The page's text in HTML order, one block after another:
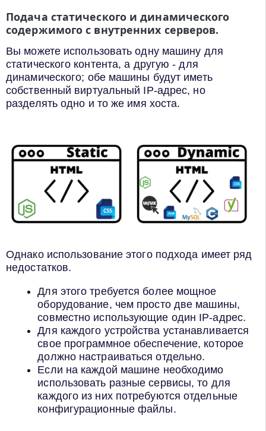
Подача статического и динамического
содержимого с внутренних серверов.
Вы можете использовать одну машину для
статического контента, а другую - для
динамического; обе машины будут иметь
собственный виртуальный IP-адрес, но
разделять одно и то же имя хоста.
Однако использование этого подхода имеет ряд
недостатков.
Для этого требуется более мощное
оборудование, чем просто две машины,
совместно использующие один IP-адрес.
Для каждого устройства устанавливается
свое программное обеспечение, которое
должно настраиваться отдельно.
Если на каждой машине необходимо
использовать разные сервисы, то для
каждого из них потребуются отдельные
конфигурационные файлы.